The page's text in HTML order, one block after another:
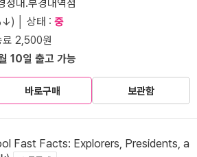
성대.부경대역점
│ 상태 : 중
료 2,500원
10일 출고 가능
바로구매 보관함
Fast Facts: Explorers, Presidents, a